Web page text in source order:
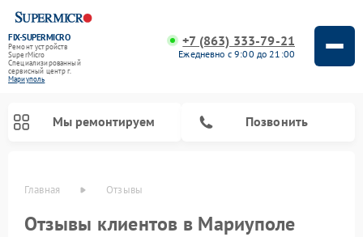
FIX-SUPERMICRO
Ремонт устройств
SuperMicro
Специализированный
cервисный центр г.
Мариуполь
+7 (863) 333-79-21
Ежедневно с 9:00 до 21:00
Мы ремонтируем Позвонить
Главная Отзывы
Отзывы клиентов в Мариуполе